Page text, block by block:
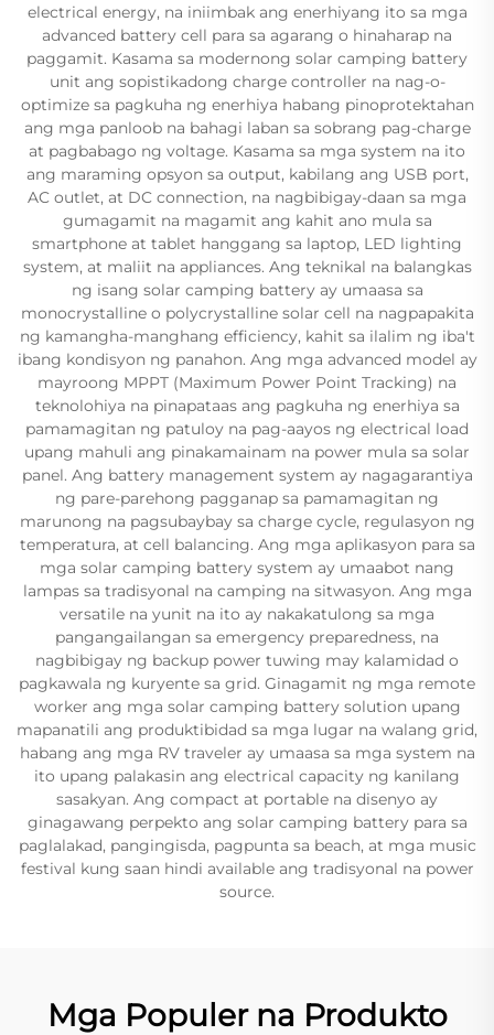
electrical energy, na iniimbak ang enerhiyang ito sa mga
advanced battery cell para sa agarang o hinaharap na
paggamit. Kasama sa modernong solar camping battery
unit ang sopistikadong charge controller na nag-o-
optimize sa pagkuha ng enerhiya habang pinoprotektahan
ang mga panloob na bahagi laban sa sobrang pag-charge
at pagbabago ng voltage. Kasama sa mga system na ito
ang maraming opsyon sa output, kabilang ang USB port,
AC outlet, at DC connection, na nagbibigay-daan sa mga
gumagamit na magamit ang kahit ano mula sa
smartphone at tablet hanggang sa laptop, LED lighting
system, at maliit na appliances. Ang teknikal na balangkas
ng isang solar camping battery ay umaasa sa
monocrystalline o polycrystalline solar cell na nagpapakita
ng kamangha-manghang efficiency, kahit sa ilalim ng iba't
ibang kondisyon ng panahon. Ang mga advanced model ay
mayroong MPPT (Maximum Power Point Tracking) na
teknolohiya na pinapataas ang pagkuha ng enerhiya sa
pamamagitan ng patuloy na pag-aayos ng electrical load
upang mahuli ang pinakamainam na power mula sa solar
panel. Ang battery management system ay nagagarantiya
ng pare-parehong pagganap sa pamamagitan ng
marunong na pagsubaybay sa charge cycle, regulasyon ng
temperatura, at cell balancing. Ang mga aplikasyon para sa
mga solar camping battery system ay umaabot nang
lampas sa tradisyonal na camping na sitwasyon. Ang mga
versatile na yunit na ito ay nakakatulong sa mga
pangangailangan sa emergency preparedness, na
nagbibigay ng backup power tuwing may kalamidad o
pagkawala ng kuryente sa grid. Ginagamit ng mga remote
worker ang mga solar camping battery solution upang
mapanatili ang produktibidad sa mga lugar na walang grid,
habang ang mga RV traveler ay umaasa sa mga system na
ito upang palakasin ang electrical capacity ng kanilang
sasakyan. Ang compact at portable na disenyo ay
ginagawang perpekto ang solar camping battery para sa
paglalakad, pangingisda, pagpunta sa beach, at mga music
festival kung saan hindi available ang tradisyonal na power
source.
Mga Populer na Produkto